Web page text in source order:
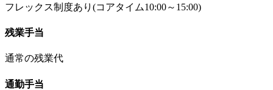
フレックス制度あり(コアタイム10:00～15:00)
残業手当
通常の残業代
通勤手当